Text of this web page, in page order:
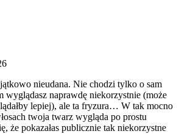
nieudana. Nie chodzi tylko o sam
wyglądasz naprawdę niekorzystnie (może
lepiej), ale ta fryzura… W tak mocno
twoja twarz wygląda po prostu
że pokazałas publicznie tak niekorzystne